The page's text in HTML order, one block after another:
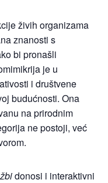
živih organizama
znanosti s
bi pronašli
je u
i društvene
budućnosti. Ona
na prirodnim
ne postoji, već
donosi i interaktivni